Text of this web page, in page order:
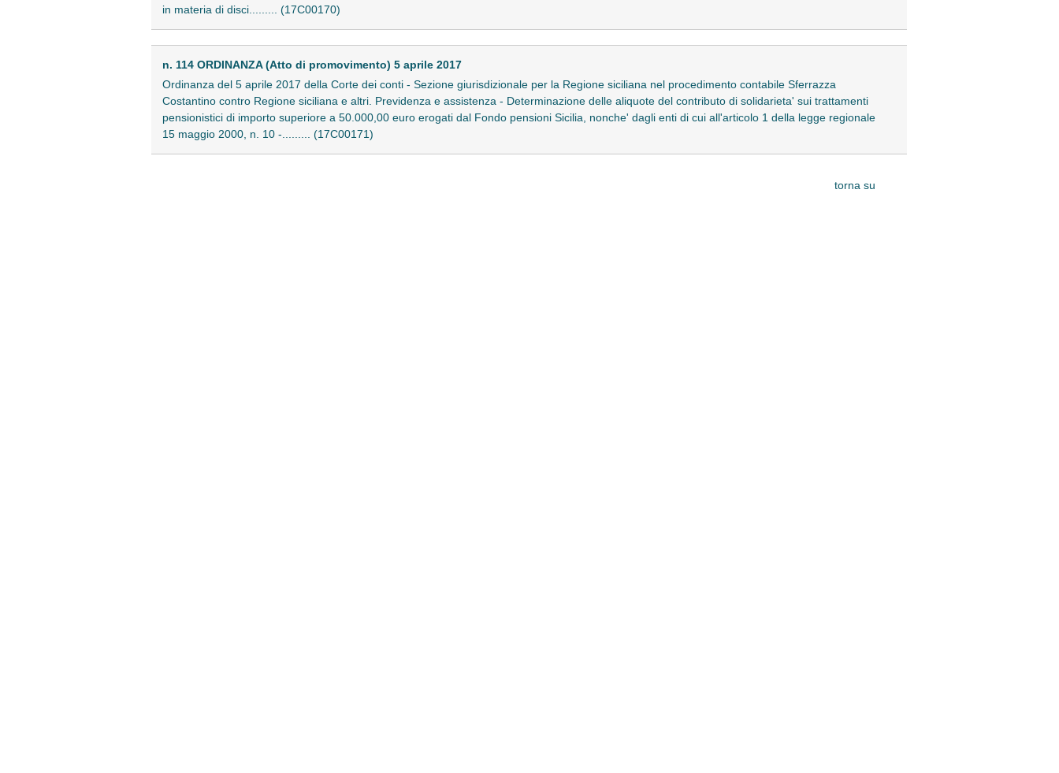
in materia di disci......... (17C00170)
n. 114 ORDINANZA (Atto di promovimento) 5 aprile 2017
Ordinanza del 5 aprile 2017 della Corte dei conti - Sezione giurisdizionale per la Regione siciliana nel procedimento contabile Sferrazza
Costantino contro Regione siciliana e altri. Previdenza e assistenza - Determinazione delle aliquote del contributo di solidarieta' sui trattamenti
pensionistici di importo superiore a 50.000,00 euro erogati dal Fondo pensioni Sicilia, nonche' dagli enti di cui all'articolo 1 della legge regionale
15 maggio 2000, n. 10 -......... (17C00171)
torna su